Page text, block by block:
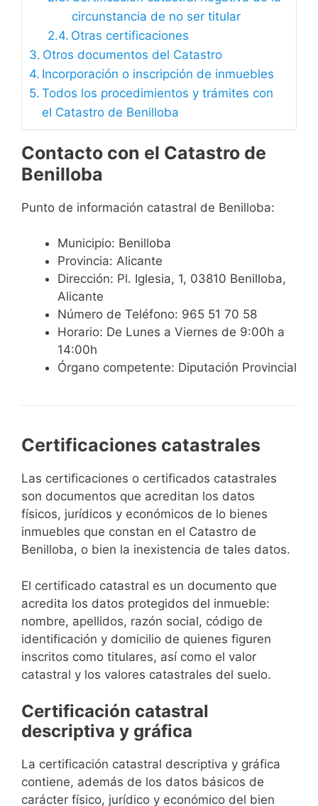
circunstancia de no ser titular
Otras certificaciones
Otros documentos del Catastro
Incorporación o inscripción de inmuebles
Todos los procedimientos y trámites con
el Catastro de Benilloba
Contacto con el Catastro de
Benilloba
Punto de información catastral de Benilloba:
Municipio: Benilloba
Provincia: Alicante
Dirección: Pl. Iglesia, 1, 03810 Benilloba,
Alicante
Número de Teléfono: 965 51 70 58
Horario: De Lunes a Viernes de 9:00h a
14:00h
Órgano competente: Diputación Provincial
Certificaciones catastrales
Las certificaciones o certificados catastrales
son documentos que acreditan los datos
físicos, jurídicos y económicos de lo bienes
inmuebles que constan en el Catastro de
Benilloba, o bien la inexistencia de tales datos.
El certificado catastral es un documento que
acredita los datos protegidos del inmueble:
nombre, apellidos, razón social, código de
identificación y domicilio de quienes figuren
inscritos como titulares, así como el valor
catastral y los valores catastrales del suelo.
Certificación catastral
descriptiva y gráfica
La certificación catastral descriptiva y gráfica
contiene, además de los datos básicos de
carácter físico, jurídico y económico del bien